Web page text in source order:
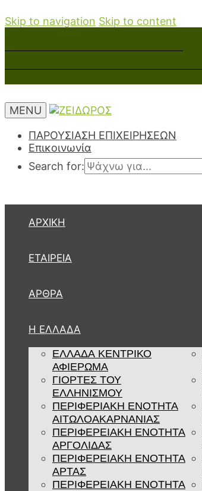
Skip to navigation Skip to content
MENU
ΠΑΡΟΥΣΙΑΣΗ ΕΠΙΧΕΙΡΗΣΕΩΝ
Επικοινωνία
Search for:
ΑΡΧΙΚΉ
ΕΤΑΙΡΕΊΑ
ΆΡΘΡΑ
Η ΕΛΛΑΔΑ
ΕΛΛΑΔΑ ΚΕΝΤΡΙΚΟ
ΑΦΙΕΡΩΜΑ
ΓΙΟΡΤΕΣ ΤΟΥ
ΕΛΛΗΝΙΣΜΟΥ
ΠΕΡΙΦΕΡΙΑΚΗ ΕΝΟΤΗΤΑ
ΑΙΤΩΛΟΑΚΑΡΝΑΝΙΑΣ
ΠΕΡΙΦΕΡΕΙΑΚΗ ΕΝΟΤΗΤΑ
ΑΡΓΟΛΙΔΑΣ
ΠΕΡΙΦΕΡΕΙΑΚΗ ΕΝΟΤΗΤΑ
ΑΡΤΑΣ
ΠΕΡΙΦΕΡΕΙΑΚΗ ΕΝΟΤΗΤΑ